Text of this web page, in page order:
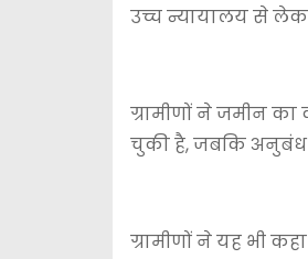
उच्च न्यायालय से
ग्रामीणों ने जमीन
चुकी है, जबकि अनुबंध
ग्रामीणों ने यह भी